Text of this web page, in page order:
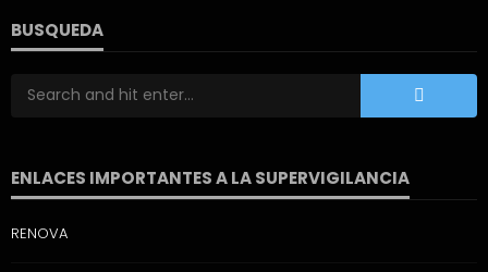
BUSQUEDA
ENLACES IMPORTANTES A LA SUPERVIGILANCIA
RENOVA